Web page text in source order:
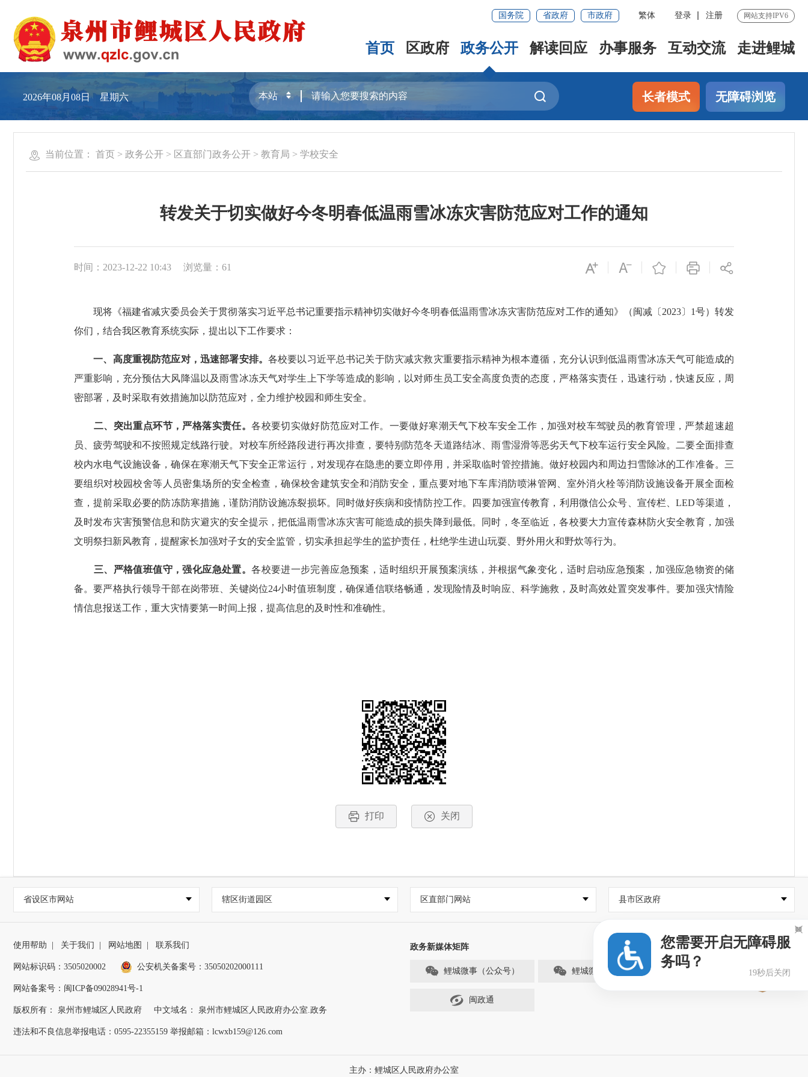
国务院 省政府 市政府 繁体 登录 注册 网站支持IPV6
首页 区政府 政务公开 解读回应 办事服务 互动交流 走进鲤城
2026年08月08日 星期六 长者模式 无障碍浏览
当前位置： 首页 > 政务公开 > 区直部门政务公开 > 教育局 > 学校安全
转发关于切实做好今冬明春低温雨雪冰冻灾害防范应对工作的通知
时间：2023-12-22 10:43 浏览量： 61
现将《福建省减灾委员会关于贯彻落实习近平总书记重要指示精神切实做好今冬明春低温雨雪冰冻灾害防范应对工作的通知》（闽减〔2023〕1号）转发
你们，结合我区教育系统实际，提出以下工作要求：
一、高度重视防范应对，迅速部署安排。 各校要以习近平总书记关于防灾减灾救灾重要指示精神为根本遵循，充分认识到低温雨雪冰冻天气可能造成的
严重影响，充分预估大风降温以及雨雪冰冻天气对学生上下学等造成的影响，以对师生员工安全高度负责的态度，严格落实责任，迅速行动，快速反应，周
密部署，及时采取有效措施加以防范应对，全力维护校园和师生安全。
二、突出重点环节，严格落实责任。各校要切实做好防范应对工作。一要做好寒潮天气下校车安全工作，加强对校车驾驶员的教育管理，严禁超速超
员、疲劳驾驶和不按照规定线路行驶。对校车所经路段进行再次排查，要特别防范冬天道路结冰、雨雪湿滑等恶劣天气下校车运行安全风险。二要全面排查
校内水电气设施设备，确保在寒潮天气下安全正常运行，对发现存在隐患的要立即停用，并采取临时管控措施。做好校园内和周边扫雪除冰的工作准备。三
要组织对校园校舍等人员密集场所的安全检查，确保校舍建筑安全和消防安全，重点要对地下车库消防喷淋管网、室外消火栓等消防设施设备开展全面检
查，提前采取必要的防冻防寒措施，谨防消防设施冻裂损坏。同时做好疾病和疫情防控工作。四要加强宣传教育，利用微信公众号、宣传栏、LED等渠道，
及时发布灾害预警信息和防灾避灾的安全提示，把低温雨雪冰冻灾害可能造成的损失降到最低。同时，冬至临近，各校要大力宣传森林防火安全教育，加强
文明祭扫新风教育，提醒家长加强对子女的安全监管，切实承担起学生的监护责任，杜绝学生进山玩耍、野外用火和野炊等行为。
三、严格值班值守，强化应急处置。各校要进一步完善应急预案，适时组织开展预案演练，并根据气象变化，适时启动应急预案，加强应急物资的储
备。要严格执行领导干部在岗带班、关键岗位24小时值班制度，确保通信联络畅通，发现险情及时响应、科学施救，及时高效处置突发事件。要加强灾情险
情信息报送工作，重大灾情要第一时间上报，提高信息的及时性和准确性。
打印 关闭
省设区市网站 辖区街道园区 区直部门网站 县市区政府
使用帮助 | 关于我们 | 网站地图 | 联系我们
网站标识码：3505020002 公安机关备案号：35050202000111
网站备案号：闽ICP备09028941号-1
版权所有： 泉州市鲤城区人民政府 中文域名： 泉州市鲤城区人民政府办公室.政务
违法和不良信息举报电话：0595-22355159 举报邮箱：lcwxb159@126.com
政务新媒体矩阵
鲤城微事（公众号） 鲤城微事（视频号）
闽政通
主办：鲤城区人民政府办公室
您需要开启无障碍服
务吗？
18秒后关闭
